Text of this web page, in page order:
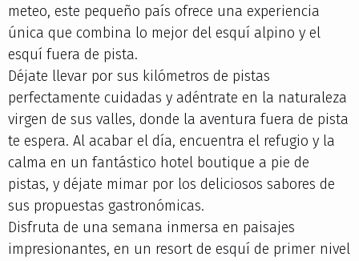
meteo, este pequeño país ofrece una experiencia
única que combina lo mejor del esquí alpino y el
esquí fuera de pista.
Déjate llevar por sus kilómetros de pistas
perfectamente cuidadas y adéntrate en la naturaleza
virgen de sus valles, donde la aventura fuera de pista
te espera. Al acabar el día, encuentra el refugio y la
calma en un fantástico hotel boutique a pie de
pistas, y déjate mimar por los deliciosos sabores de
sus propuestas gastronómicas.
Disfruta de una semana inmersa en paisajes
impresionantes, en un resort de esquí de primer nivel